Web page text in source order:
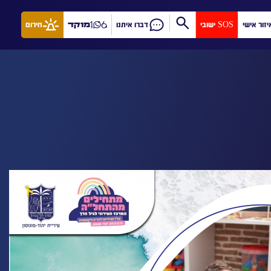
אישי SOS ישובי דברו איתנו מוקד חירום